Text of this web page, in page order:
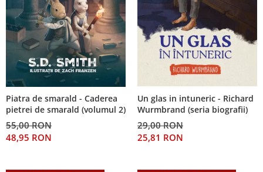
Piatra de smarald - Caderea
pietrei de smarald (volumul 2)
55,00 RON
48,95 RON
Un glas in intuneric - Richard
Wurmbrand (seria biografii)
29,00 RON
25,81 RON